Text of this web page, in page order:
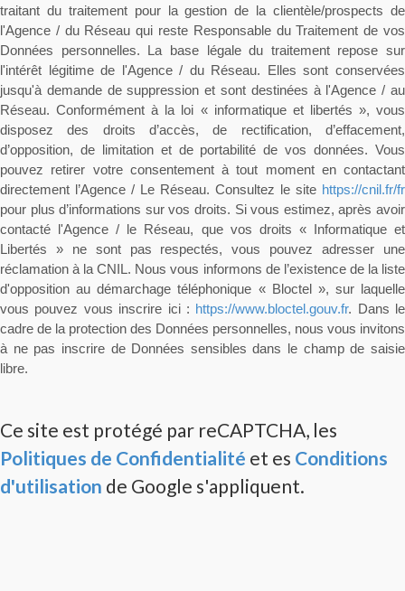
traitant du traitement pour la gestion de la clientèle/prospects de
l'Agence / du Réseau qui reste Responsable du Traitement de vos
Données personnelles. La base légale du traitement repose sur
l'intérêt légitime de l'Agence / du Réseau. Elles sont conservées
jusqu'à demande de suppression et sont destinées à l'Agence / au
Réseau. Conformément à la loi « informatique et libertés », vous
disposez des droits d’accès, de rectification, d’effacement,
d’opposition, de limitation et de portabilité de vos données. Vous
pouvez retirer votre consentement à tout moment en contactant
directement l’Agence / Le Réseau. Consultez le site https://cnil.fr/fr
pour plus d’informations sur vos droits. Si vous estimez, après avoir
contacté l'Agence / le Réseau, que vos droits « Informatique et
Libertés » ne sont pas respectés, vous pouvez adresser une
réclamation à la CNIL. Nous vous informons de l’existence de la liste
d'opposition au démarchage téléphonique « Bloctel », sur laquelle
vous pouvez vous inscrire ici : https://www.bloctel.gouv.fr. Dans le
cadre de la protection des Données personnelles, nous vous invitons
à ne pas inscrire de Données sensibles dans le champ de saisie
libre.
Ce site est protégé par reCAPTCHA, les
Politiques de Confidentialité et es Conditions
d'utilisation de Google s'appliquent.